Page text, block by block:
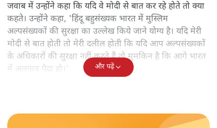
जवाब में उन्होंने कहा कि यदि वे मोदी से बात कर रहे होते तो क्या
कहते। उन्होंने कहा, 'हिंदू बहुसंख्यक भारत में मुस्लिम
अल्पसंख्यकों की सुरक्षा का उल्लेख किये जाने योग्य है। यदि मेरी
मोदी से बात होती तो मेरी दलील होती कि यदि आप अल्पसंख्यकों
के अधिकारों की सुरक्षा नहीं करते हैं तो मुमकिन है कि आगे भारत
में अलगाव पैदा हो।'
और पढ़ें